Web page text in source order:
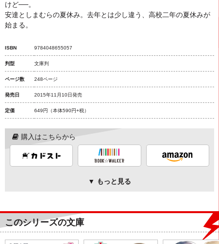
けど──。
安達としまむらの夏休み。去年とは少し違う、高校二年の夏休みが
始まる。
ISBN 9784048655057
判型 文庫判
ページ数 248ページ
発売日 2015年11月10日発売
定価 649円 （本体590円+税）
購入はこちらから
▼ もっと見る
このシリーズの文庫